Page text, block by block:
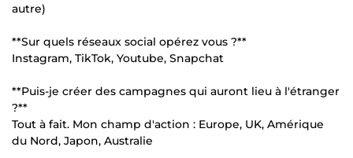
autre)
**Sur quels réseaux social opérez vous ?**
Instagram, TikTok, Youtube, Snapchat
**Puis-je créer des campagnes qui auront lieu à l'étranger
?**
Tout à fait. Mon champ d'action : Europe, UK, Amérique
du Nord, Japon, Australie